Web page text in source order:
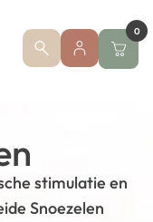
0
stimulatie en
Snoezelen